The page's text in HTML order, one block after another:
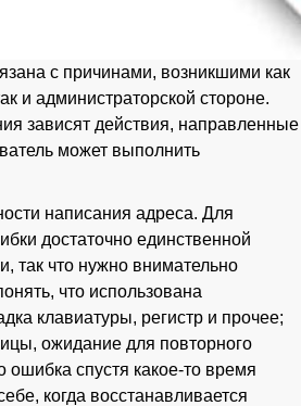
с причинами, возникшими как
и администраторской стороне.
зависят действия, направленные
может выполнить
написания адреса. Для
достаточно единственной
так что нужно внимательно
что использована
клавиатуры, регистр и прочее;
ожидание для повторного
ошибка спустя какое-то время
когда восстанавливается